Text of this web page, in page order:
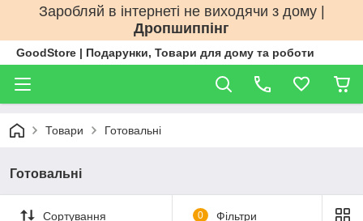
Заробляй в інтернеті не виходячи з дому |
Дропшиппінг
GoodStore | Подарунки, Товари для дому та роботи
Товари Готовальні
Готовальні
Сортування 0 Фільтри